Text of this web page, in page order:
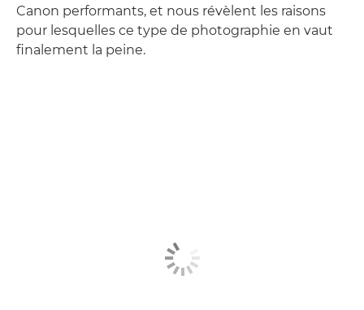
Canon performants, et nous révèlent les raisons
pour lesquelles ce type de photographie en vaut
finalement la peine.